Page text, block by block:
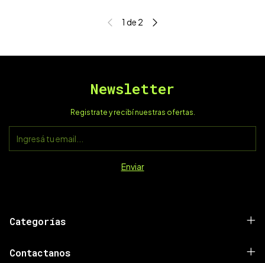
1 de 2
Newsletter
Registrate y recibí nuestras ofertas.
Categorías
Contactanos